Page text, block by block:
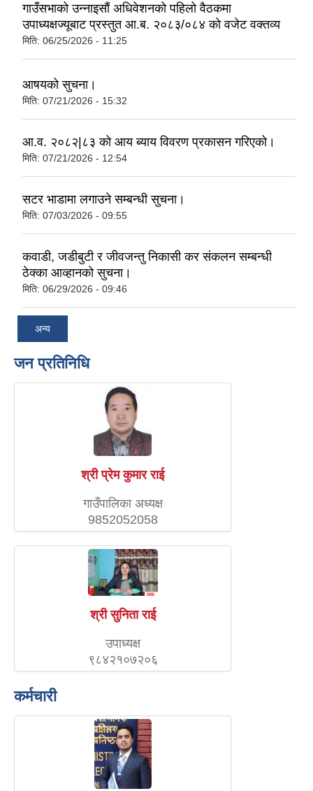
गाउँसभाको उन्नाइसौं अधिवेशनको पहिलो वैठकमा
उपाध्यक्षज्यूबाट प्रस्तुत आ.ब. २०८३/०८४ को वजेट वक्तव्य
मिति: 06/25/2026 - 11:25
आषयको सुचना।
मिति: 07/21/2026 - 15:32
आ.व. २०८२|८३ को आय ब्याय विवरण प्रकासन गरिएको।
मिति: 07/21/2026 - 12:54
सटर भाडामा लगाउने सम्बन्धी सुचना।
मिति: 07/03/2026 - 09:55
कवाडी, जडीबुटी र जीवजन्तु निकासी कर संकलन सम्बन्धी
ठेक्का आव्हानको सुचना।
मिति: 06/29/2026 - 09:46
अन्य
जन प्रतिनिधि
श्री प्रेम कुमार राई
गाउँपालिका अध्यक्ष
9852052058
श्री सुनिता राई
उपाध्यक्ष
९८४२१०७२०६
कर्मचारी